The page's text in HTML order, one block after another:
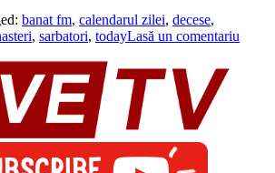
banat fm, calendarul zilei, decese,
, sarbatori, todayLasă un comentariu